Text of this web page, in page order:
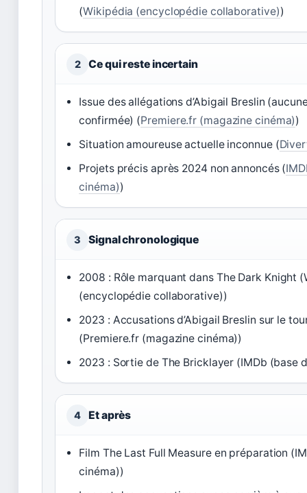
(Wikipédia (encyclopédie collaborative))
2 Ce qui reste incertain
Issue des allégations d’Abigail Breslin
confirmée) (Premiere.fr (magazine cinéma))
Situation amoureuse actuelle inconnue (
Projets précis après 2024 non annoncés (
cinéma))
3 Signal chronologique
2008 : Rôle marquant dans The Dark Knight
(encyclopédie collaborative))
2023 : Accusations d’Abigail Breslin sur le
(Premiere.fr (magazine cinéma))
2023 : Sortie de The Bricklayer (IMDb (base
4 Et après
Film The Last Full Measure en préparation
cinéma))